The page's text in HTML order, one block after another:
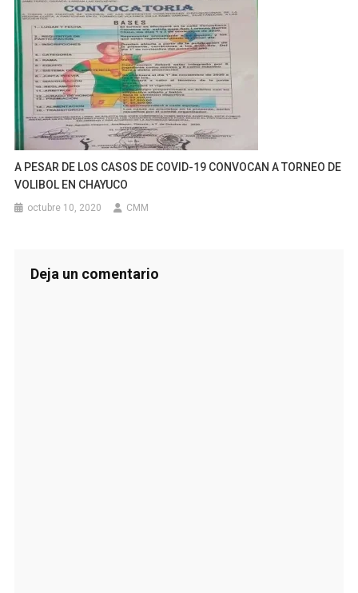
A PESAR DE LOS CASOS DE COVID-19 CONVOCAN A TORNEO DE
VOLIBOL EN CHAYUCO
octubre 10, 2020 CMM
Deja un comentario